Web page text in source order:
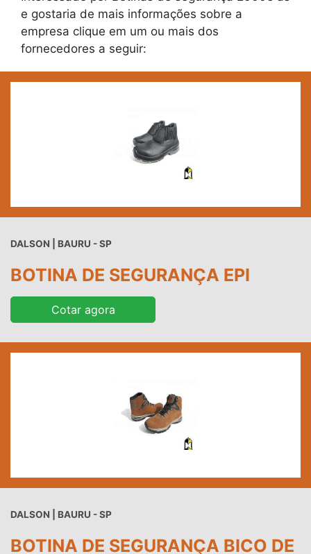
e gostaria de mais informações sobre a
empresa clique em um ou mais dos
fornecedores a seguir:
DALSON | BAURU - SP
BOTINA DE SEGURANÇA EPI
Cotar agora
DALSON | BAURU - SP
BOTINA DE SEGURANÇA BICO DE